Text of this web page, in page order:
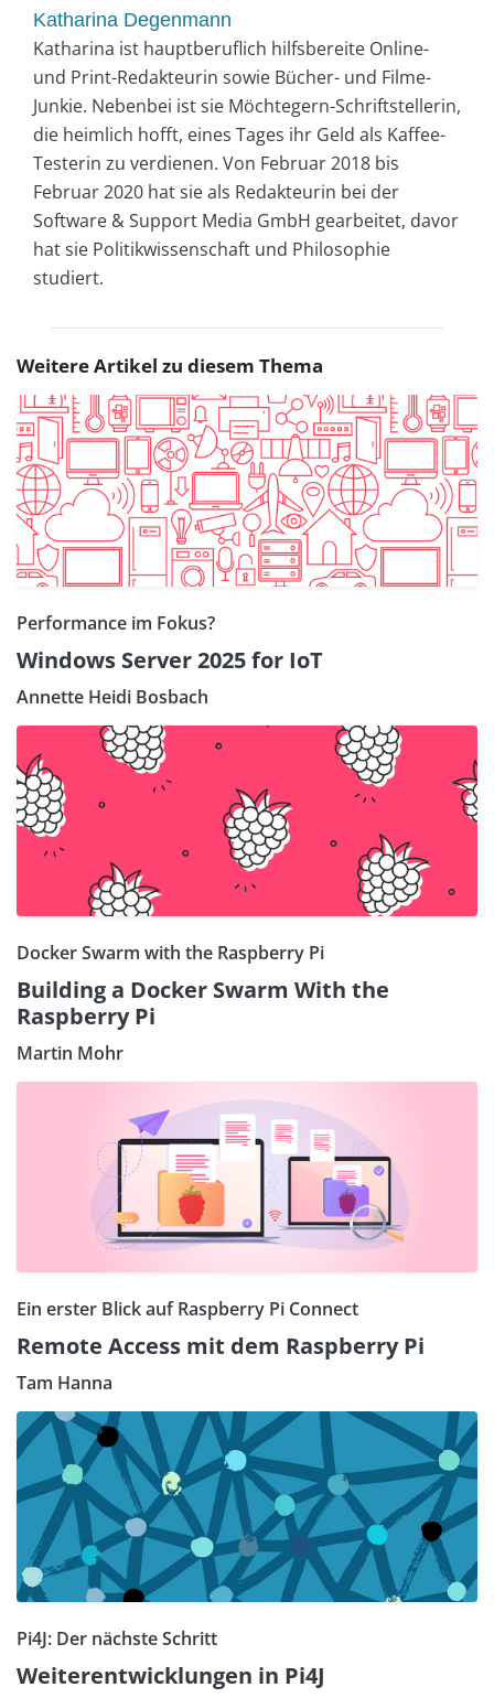
Katharina Degenmann
Katharina ist hauptberuflich hilfsbereite Online-
und Print-Redakteurin sowie Bücher- und Filme-
Junkie. Nebenbei ist sie Möchtegern-Schriftstellerin,
die heimlich hofft, eines Tages ihr Geld als Kaffee-
Testerin zu verdienen. Von Februar 2018 bis
Februar 2020 hat sie als Redakteurin bei der
Software & Support Media GmbH gearbeitet, davor
hat sie Politikwissenschaft und Philosophie
studiert.
Weitere Artikel zu diesem Thema
Performance im Fokus?
Windows Server 2025 for IoT
Annette Heidi Bosbach
Docker Swarm with the Raspberry Pi
Building a Docker Swarm With the
Raspberry Pi
Martin Mohr
Ein erster Blick auf Raspberry Pi Connect
Remote Access mit dem Raspberry Pi
Tam Hanna
Pi4J: Der nächste Schritt
Weiterentwicklungen in Pi4J